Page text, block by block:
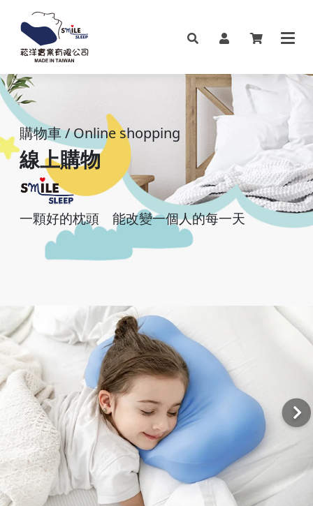
購物車 / Online shopping
線上購物
一顆好的枕頭 能改變一個人的每一天